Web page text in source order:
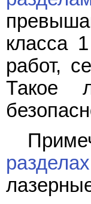
класса
работ,
Такое